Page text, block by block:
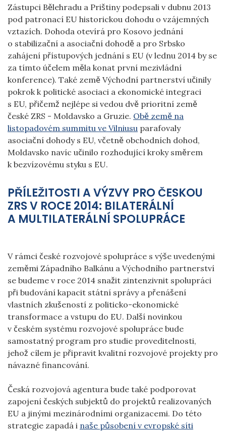
Zástupci Bělehradu a Prištiny podepsali v dubnu 2013
pod patronací EU historickou dohodu o vzájemných
vztazích. Dohoda otevírá pro Kosovo jednání
o stabilizační a asociační dohodě a pro Srbsko
zahájení přístupových jednání s EU (v lednu 2014 by se
za tímto účelem měla konat první mezivládní
konference). Také země Východní partnerství učinily
pokrok k politické asociaci a ekonomické integraci
s EU, přičemž nejlépe si vedou dvě prioritní země
české ZRS - Moldavsko a Gruzie. Obě země na
listopadovém summitu ve Vilniusu parafovaly
asociační dohody s EU, včetně obchodních dohod,
Moldavsko navíc učinilo rozhodující kroky směrem
k bezvízovému styku s EU.
PŘÍLEŽITOSTI A VÝZVY PRO ČESKOU
ZRS V ROCE 2014: BILATERÁLNÍ
A MULTILATERÁLNÍ SPOLUPRÁCE
V rámci české rozvojové spolupráce s výše uvedenými
zeměmi Západního Balkánu a Východního partnerství
se budeme v roce 2014 snažit zintenzivnit spolupráci
při budování kapacit státní správy a přenášení
vlastních zkušeností z politicko-ekonomické
transformace a vstupu do EU. Další novinkou
v českém systému rozvojové spolupráce bude
samostatný program pro studie proveditelnosti,
jehož cílem je připravit kvalitní rozvojové projekty pro
návazné financování.
Česká rozvojová agentura bude také podporovat
zapojení českých subjektů do projektů realizovaných
EU a jinými mezinárodními organizacemi. Do této
strategie zapadá i naše působení v evropské síti